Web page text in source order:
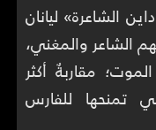
الشاعرة» ليانان
الشاعر والمغني،
مقاربةٌ أكثر
تمنحها للفارس